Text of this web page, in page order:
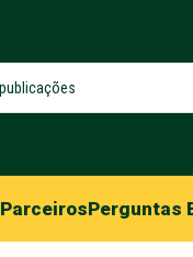
ParceirosPerguntas